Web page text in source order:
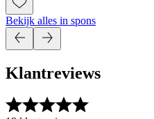
Bekijk alles in spons
Klantreviews